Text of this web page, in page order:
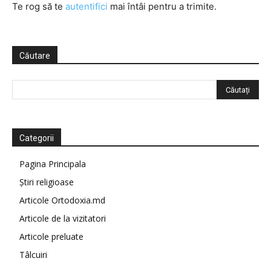
Te rog să te autentifici mai întâi pentru a trimite.
Căutare
Categorii
Pagina Principala
Știri religioase
Articole Ortodoxia.md
Articole de la vizitatori
Articole preluate
Tâlcuiri